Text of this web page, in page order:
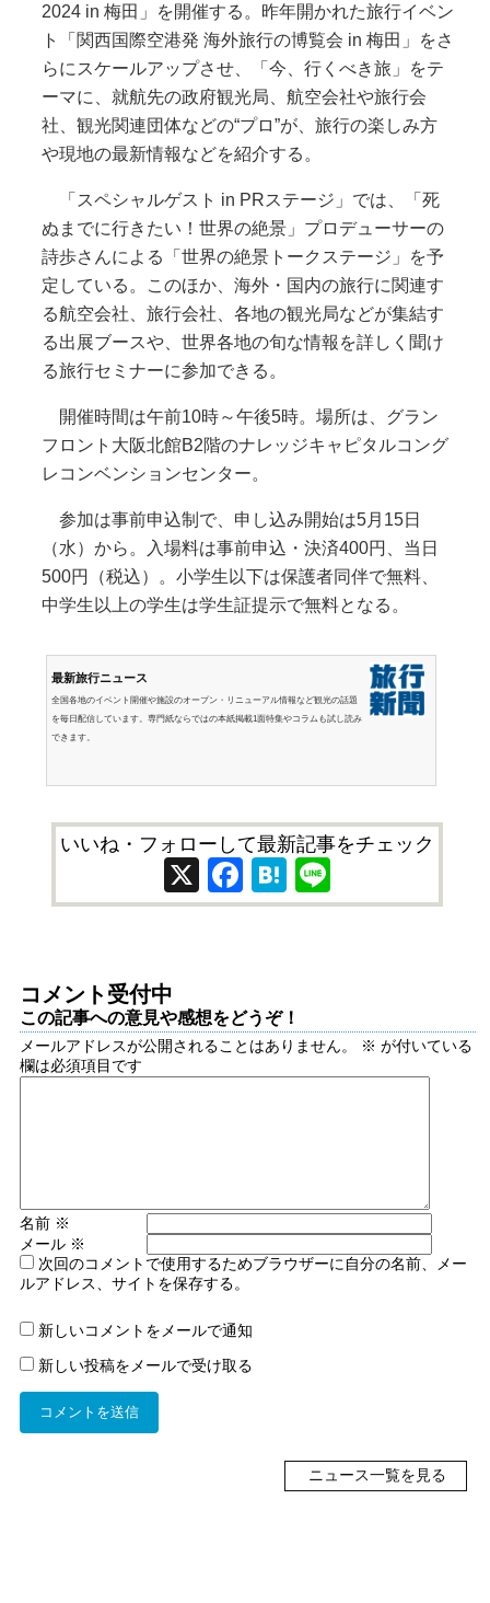
2024 in 梅田」を開催する。昨年開かれた旅行イベン
ト「関西国際空港発 海外旅行の博覧会 in 梅田」をさ
らにスケールアップさせ、「今、行くべき旅」をテ
ーマに、就航先の政府観光局、航空会社や旅行会
社、観光関連団体などの“プロ”が、旅行の楽しみ方
や現地の最新情報などを紹介する。
「スペシャルゲスト in PRステージ」では、「死
ぬまでに行きたい！世界の絶景」プロデューサーの
詩歩さんによる「世界の絶景トークステージ」を予
定している。このほか、海外・国内の旅行に関連す
る航空会社、旅行会社、各地の観光局などが集結す
る出展ブースや、世界各地の旬な情報を詳しく聞け
る旅行セミナーに参加できる。
開催時間は午前10時～午後5時。場所は、グラン
フロント大阪北館B2階のナレッジキャピタルコング
レコンベンションセンター。
参加は事前申込制で、申し込み開始は5月15日
（水）から。入場料は事前申込・決済400円、当日
500円（税込）。小学生以下は保護者同伴で無料、
中学生以上の学生は学生証提示で無料となる。
最新旅行ニュース
全国各地のイベント開催や施設のオープン・リニューアル情報など観光の話題
を毎日配信しています。専門紙ならではの本紙掲載1面特集やコラムも試し読み
できます。
いいね・フォローして最新記事をチェック
X Facebook
Hatena
コメント受付中
この記事への意見や感想をどうぞ！
メールアドレスが公開されることはありません。 ※ が付いている
欄は必須項目です
名前 ※
メール ※
次回のコメントで使用するためブラウザーに自分の名前、メー
ルアドレス、サイトを保存する。
新しいコメントをメールで通知
新しい投稿をメールで受け取る
ニュース一覧を見る